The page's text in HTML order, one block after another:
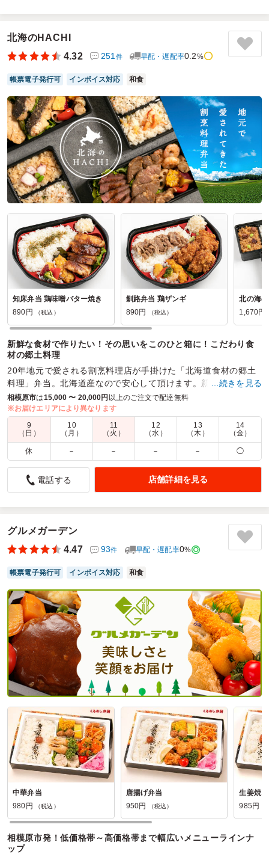
弁当を先輩から聞き、間に合わせることができました。使い
ご利用シーン：会議・セミナー ›会議
参加者の年齢：
50代～60代 男女比： 男性多め
神奈川県相模原市南区当麻2025/09/08
黄色い看板の口コミをもっと見る
北海のHACHI
4.32
251 件 早配・遅配率0.2%
帳票電子発行可 インボイス対応 和食
知床弁当 鶏味噌バター焼き
890円
（税込）
釧路弁当 鶏ザンギ
890円
（税込）
北の海
1,670円
新鮮な食材で作りたい！その思いをこのひと箱に！こだわり食
材の郷土料理
20年地元で愛される割烹料理店が手掛けた「北海道食材の郷土
料理」弁当。北海道産なので安心して頂けます。新鮮食材を使
用し、試作を重ね、ベストの調理法でお詰めしました。
商品数： 28 締切日時： 1日前16:00 価格帯： 890円～1,700円
配達時間：
10:00～19:00
とにかく美味しい！なのにコスパ抜群！
5.0 株式会社いまじん
北海道の食材を使ったお弁当でとにかくどれも美味しかった
です！
組み合わせにできるのが楽しく
注文する時点から食欲をそそりました！どのお弁当も食材が
大ぶりでしっかりボリュームもあって食べ応えがありまし
た！
ご利用シーン：ロケ・撮影›番組制作
参加者の年齢：20代～30代 男女比：男性多め
神奈川県相模原市緑区日連
2026/07/20
北海のHACHIの口コミをもっと見る
…続きを見る
相模原市は15,000 〜 20,000円 以上のご注文で配達無料
※お届けエリアにより異なります
9
（日）
10
（月）
11
（火）
12
（水）
13
（木）
14
（金）
休 － － － － ◯
電話する 店舗詳細を見る
グルメガーデン
4.47
93件 早配・遅配率0%
帳票電子発行可 インボイス対応 和食
中華弁当
980円
（税込）
唐揚げ弁当
950円
（税込）
生姜焼
985円
相模原市発！低価格帯～高価格帯まで幅広いメニューラインナ
ップ